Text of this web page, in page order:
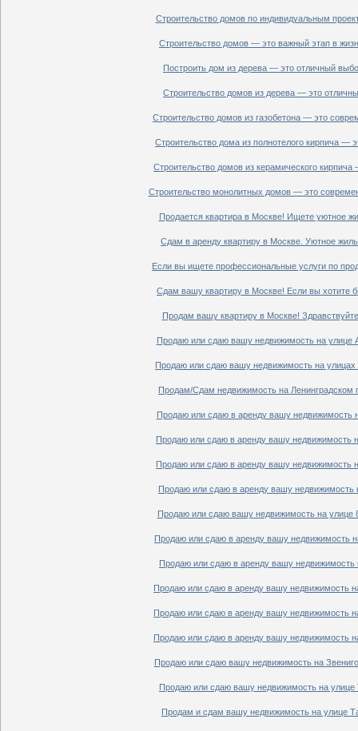
Строительство домов по индивидуальным
Строительство домов — это важный этап в
Построить дом из дерева — это отличный
Строительство домов из дерева — это
Строительство домов из газобетона — это
Строительство дома из полнотелого кирпича —
Строительство домов из керамического
Строительство монолитных домов — это
Продается квартира в Москве! Ищете уютное
Сдам в аренду квартиру в Москве. Уютное
Если вы ищете профессиональные услуги по
Сдам вашу квартиру в Москве! Если вы хотите
Продам вашу квартиру в Москве!
Продаю или сдаю вашу недвижимость на улице
Продаю или сдаю вашу недвижимость на
Продам/Сдам недвижимость на Ленинградском
Продаю или сдаю в аренду вашу недвижимость
Продаю или сдаю в аренду вашу недвижимость
Продаю или сдаю в аренду вашу недвижимость
Продаю или сдаю в аренду вашу недвижимость
Продаю или сдаю вашу недвижимость на улице
Продаю или сдаю в аренду вашу недвижимость
Продаю или сдаю в аренду вашу недвижимость
Продаю или сдаю в аренду вашу недвижимость
Продаю или сдаю в аренду вашу недвижимость
Продаю или сдаю в аренду вашу недвижимость
Продаю или сдаю вашу недвижимость на
Продаю или сдаю вашу недвижимость на улице
Продам и сдам вашу недвижимость на улице